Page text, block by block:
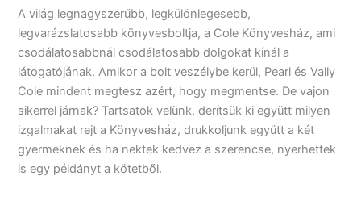
A világ legnagyszerűbb, legkülönlegesebb,
legvarázslatosabb könyvesboltja, a Cole Könyvesház, ami
csodálatosabbnál csodálatosabb dolgokat kínál a
látogatójának. Amikor a bolt veszélybe kerül, Pearl és Vally
Cole mindent megtesz azért, hogy megmentse. De vajon
sikerrel járnak? Tartsatok velünk, derítsük ki együtt milyen
izgalmakat rejt a Könyvesház, drukkoljunk együtt a két
gyermeknek és ha nektek kedvez a szerencse, nyerhettek
is egy példányt a kötetből.